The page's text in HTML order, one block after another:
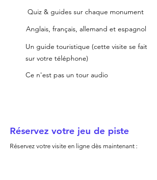
Quiz & guides sur chaque monument
Anglais, français, allemand et espagnol
Un guide touristique (cette visite se fait
sur votre téléphone)
Ce n'est pas un tour audio
Réservez votre jeu de piste
Réservez votre visite en ligne dès maintenant :